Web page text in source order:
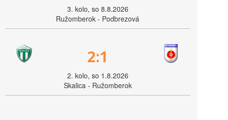
3. kolo, so 8.8.2026
Ružomberok - Podbrezová
2:1
2. kolo, so 1.8.2026
Skalica - Ružomberok